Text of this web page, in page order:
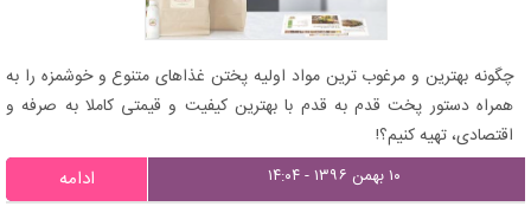
چگونه بهترین و مرغوب ترین مواد اولیه پختن غذاهای متنوع و خوشمزه را به
همراه دستور پخت قدم به قدم با بهترین کیفیت و قیمتی کاملا به صرفه و
اقتصادی، تهیه کنیم؟!
۱۰ بهمن ۱۳۹۶ - ۱۴:۰۴ ادامه